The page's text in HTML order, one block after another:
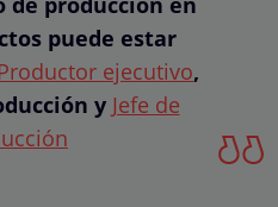
puede estar
Productor ejecutivo,
y Jefe de